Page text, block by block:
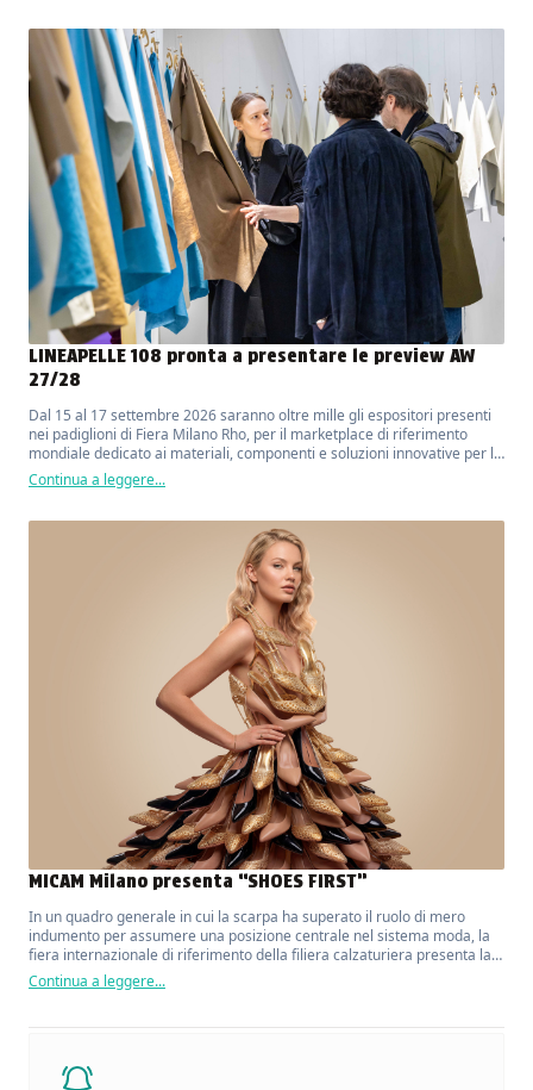
LINEAPELLE 108 pronta a presentare le preview AW
27/28
Dal 15 al 17 settembre 2026 saranno oltre mille gli espositori presenti
nei padiglioni di Fiera Milano Rho, per il marketplace di riferimento
mondiale dedicato ai materiali, componenti e soluzioni innovative per la
moda, il lusso, il design e l'arredo.
Continua a leggere...
MICAM Milano presenta “SHOES FIRST”
In un quadro generale in cui la scarpa ha superato il ruolo di mero
indumento per assumere una posizione centrale nel sistema moda, la
fiera internazionale di riferimento della filiera calzaturiera presenta la
sua nuova campagna di comunicazione.
Continua a leggere...